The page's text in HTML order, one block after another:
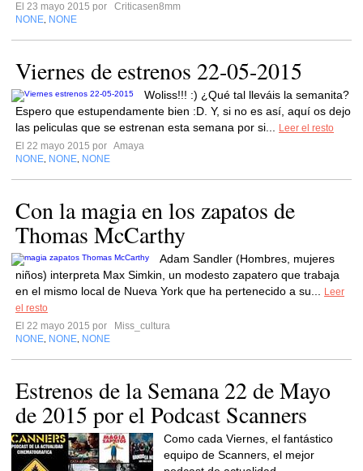
El 23 mayo 2015 por
Criticasen8mm
NONE NONE
Viernes de estrenos 22-05-2015
Woliss!!! :) ¿Qué tal lleváis la semanita?
Espero que estupendamente bien :D. Y, si no es así, aquí os dejo
las peliculas que se estrenan esta semana por si...
Leer el resto
El 22 mayo 2015 por Amaya
NONE NONE NONE
Con la magia en los zapatos de
Thomas McCarthy
Adam Sandler (Hombres, mujeres
niños) interpreta Max Simkin, un modesto zapatero que trabaja
en el mismo local de Nueva York que ha pertenecido a su...
Leer
el resto
El 22 mayo 2015 por
Miss_cultura
NONE NONE NONE
Estrenos de la Semana 22 de Mayo
de 2015 por el Podcast Scanners
Como cada Viernes, el fantástico
equipo de Scanners, el mejor